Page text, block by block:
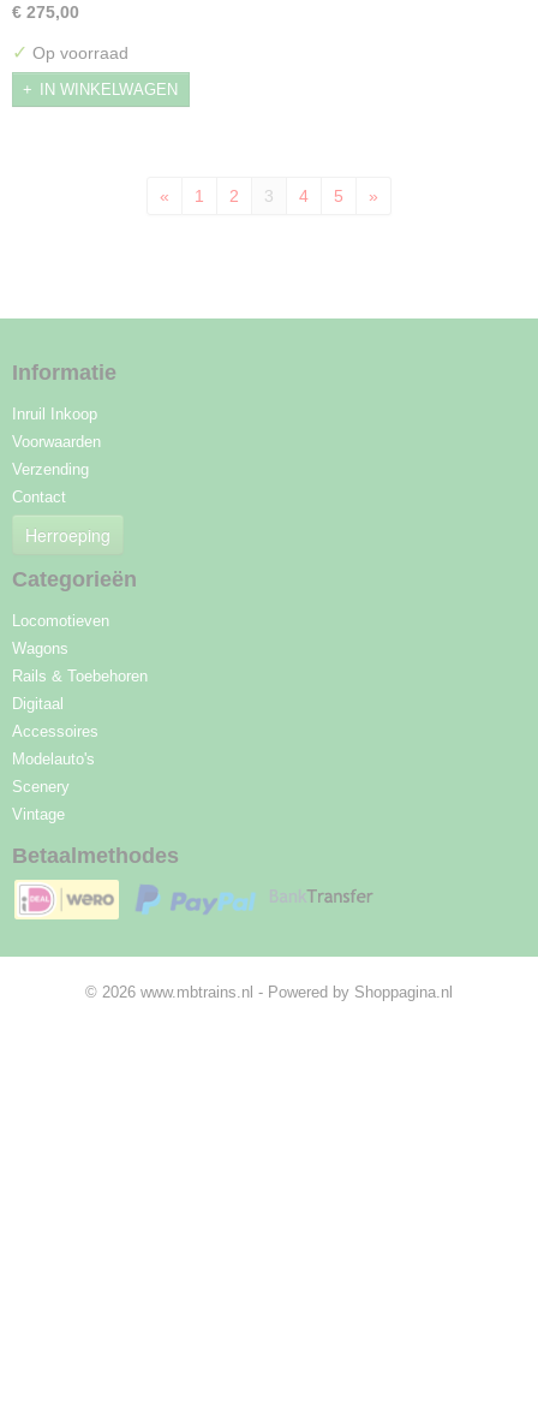
€ 275,00
✓ Op voorraad
IN WINKELWAGEN
« 1 2 3 4 5 »
Informatie
Inruil Inkoop
Voorwaarden
Verzending
Contact
Herroeping
Categorieën
Locomotieven
Wagons
Rails & Toebehoren
Digitaal
Accessoires
Modelauto's
Scenery
Vintage
Betaalmethodes
© 2026 www.mbtrains.nl - Powered by Shoppagina.nl